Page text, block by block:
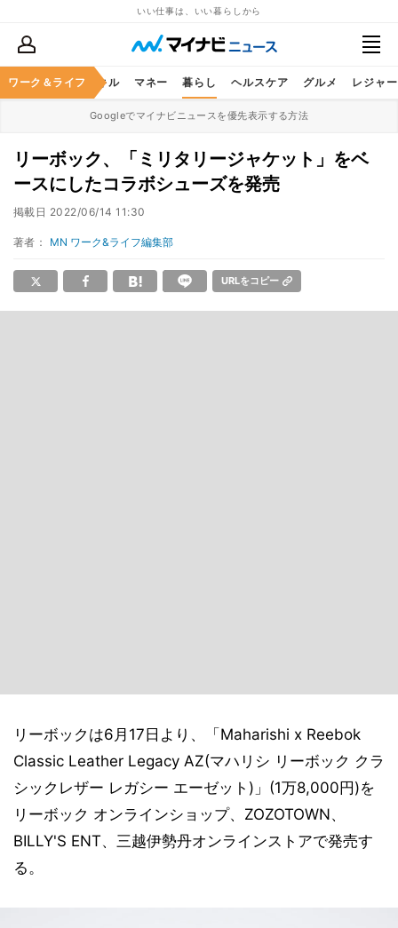
いい仕事は、いい暮らしから
ワーク＆ライフ
ア ビジネススキル マネー 暮らし ヘルスケア グルメ レジャー
Googleでマイナビニュースを優先表示する方法
リーボック、「ミリタリージャケット」をベ
ースにしたコラボシューズを発売
掲載日 2022/06/14 11:30
著者： MN ワーク&ライフ編集部
URLをコピー
リーボックは6月17日より、「Maharishi x Reebok
Classic Leather Legacy AZ(マハリシ リーボック クラ
シックレザー レガシー エーゼット)」(1万8,000円)を
リーボック オンラインショップ、ZOZOTOWN、
BILLY'S ENT、三越伊勢丹オンラインストアで発売す
る。